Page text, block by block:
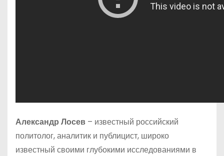
Александр Лосев – известный российский
политолог, аналитик и публицист, широко
известный своими глубокими исследованиями в